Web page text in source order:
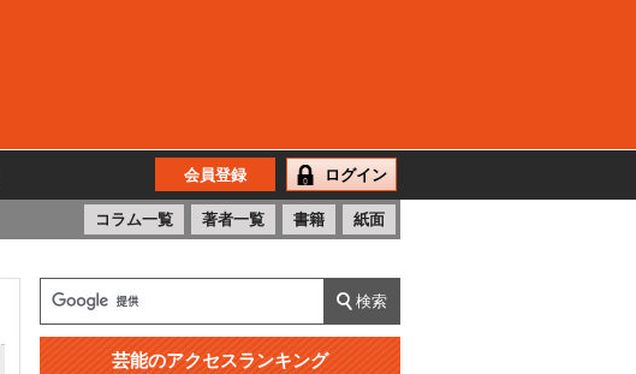
会員登録 ログイン
コラム一覧 著者一覧 書籍 紙面
芸能のアクセスランキング